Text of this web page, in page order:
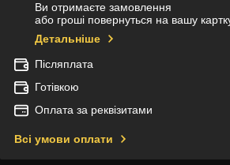
Ви отримаєте замовлення
або гроші повернуться на вашу
Детальніше
Післяплата
Готівкою
Оплата за реквізитами
Всі умови оплати